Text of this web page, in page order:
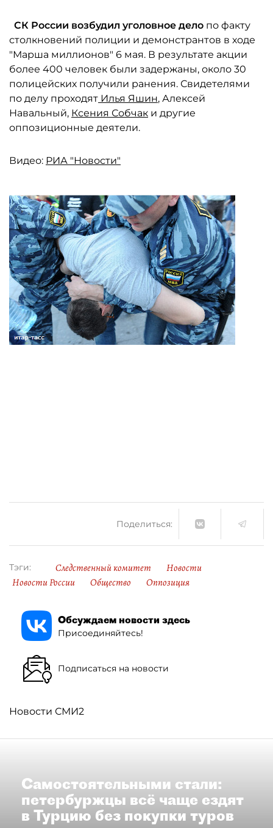
СК России возбудил уголовное дело по факту
столкновений полиции и демонстрантов в ходе
"Марша миллионов" 6 мая. В результате акции
более 400 человек были задержаны, около 30
полицейских получили ранения. Свидетелями
по делу проходят Илья Яшин, Алексей
Навальный, Ксения Собчак и другие
оппозиционные деятели.
Видео: РИА "Новости"
Поделиться:
Тэги: Следственный комитет
Новости
Новости России
Общество Оппозиция
Обсуждаем новости здесь
Присоединяйтесь!
Подписаться на новости
Новости СМИ2
Самостоятельными стали:
петербуржцы всё чаще ездят
в Турцию без покупки туров